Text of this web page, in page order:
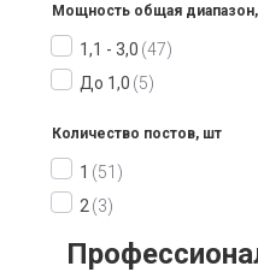
Мощность общая
1,1 - 3,0 47
До 1,0 5
Количество постов, шт
1
51
2 3